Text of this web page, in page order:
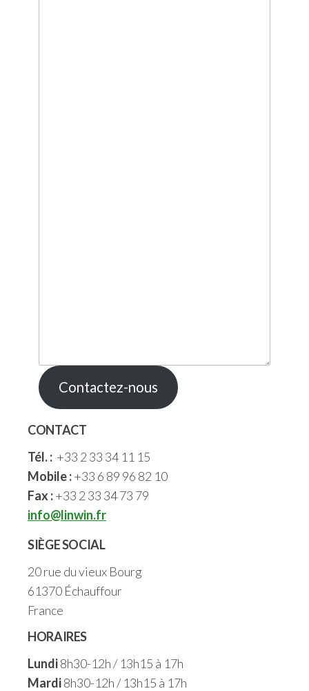
Contactez-nous
CONTACT
Tél. : +33 2 33 34 11 15
Mobile :+33 6 89 96 82 10
Fax :+33 2 33 34 73 79
info@linwin.fr
SIÈGE SOCIAL
20 rue du vieux Bourg
61370 Échauffour
France
HORAIRES
Lundi8h30-12h / 13h15 à 17h
Mardi8h30-12h / 13h15 à 17h